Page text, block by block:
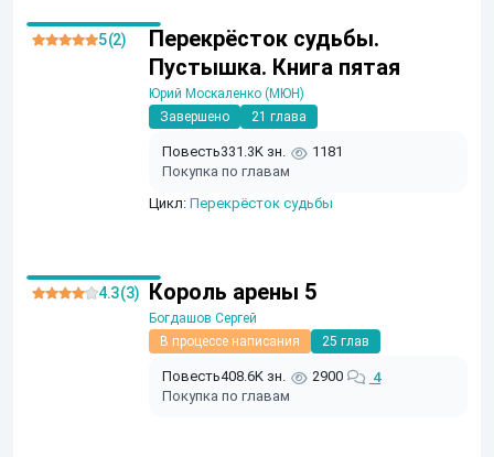
Перекрёсток судьбы.
Пустышка. Книга пятая
Юрий Москаленко (МЮН)
Завершено
21 глава
Повесть331.3K зн.
1181
Покупка по главам
Цикл: Перекрёсток судьбы
5 (2)
Король арены 5
Богдашов Сергей
В процессе написания
25 глав
Повесть408.6K зн. 2900
4
Покупка по главам
4.3 (3)